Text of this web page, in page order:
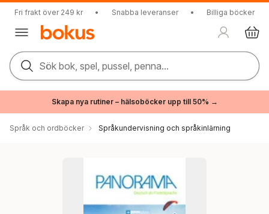
Fri frakt över 249 kr • Snabba leveranser • Billiga böcker
Sök bok, spel, pussel, penna...
Skapa nya rutiner – hälsoböcker upp till 50% →
Språk och ordböcker Språkundervisning och språkinlärning